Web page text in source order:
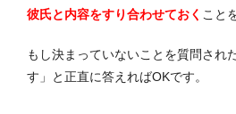
彼氏と内容をすり合わせておく こと
もし決まっていないことを質問され
す」と正直に答えればOKです。